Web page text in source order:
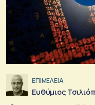
ΕΠΙΜΕΛΕΙΑ
Ευθύμιος